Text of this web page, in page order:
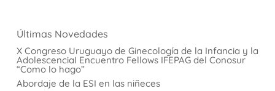
Últimas Novedades
X Congreso Uruguayo de Ginecología de la Infancia y la
AdolescenciaI Encuentro Fellows IFEPAG del Conosur
“Como lo hago”
Abordaje de la ESI en las niñeces